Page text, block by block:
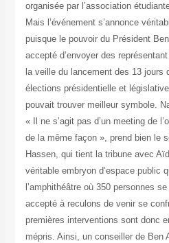
organisée par l’association
Mais l’événement s’annonce
puisque le pouvoir du Président
accepté d’envoyer des
la veille du lancement des 13 jours
élections présidentielle et
pouvait trouver meilleur symbole.
« Il ne s’agit pas d’un meeting de
de la même façon », prend bien le
Hassen, qui tient la tribune avec
véritable embryon d’espace public
l’amphithéâtre où 350 personnes
accepté à reculons de venir se
premières interventions sont donc
mépris. Ainsi, un conseiller de Ben